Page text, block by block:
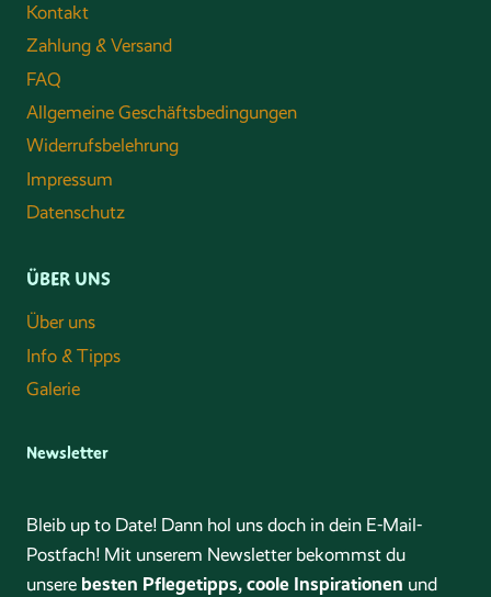
Kontakt
Zahlung & Versand
FAQ
Allgemeine Geschäftsbedingungen
Widerrufsbelehrung
Impressum
Datenschutz
ÜBER UNS
Über uns
Info & Tipps
Galerie
Newsletter
Bleib up to Date! Dann hol uns doch in dein E-Mail-
Postfach! Mit unserem Newsletter bekommst du
unsere besten Pflegetipps, coole Inspirationen und